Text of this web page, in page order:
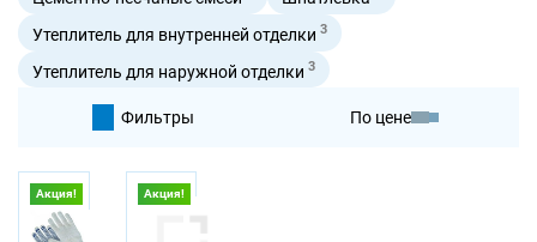
Утеплитель для внутренней отделки 3
Утеплитель для наружной отделки 3
По цене
Фильтры
Акция! Акция!